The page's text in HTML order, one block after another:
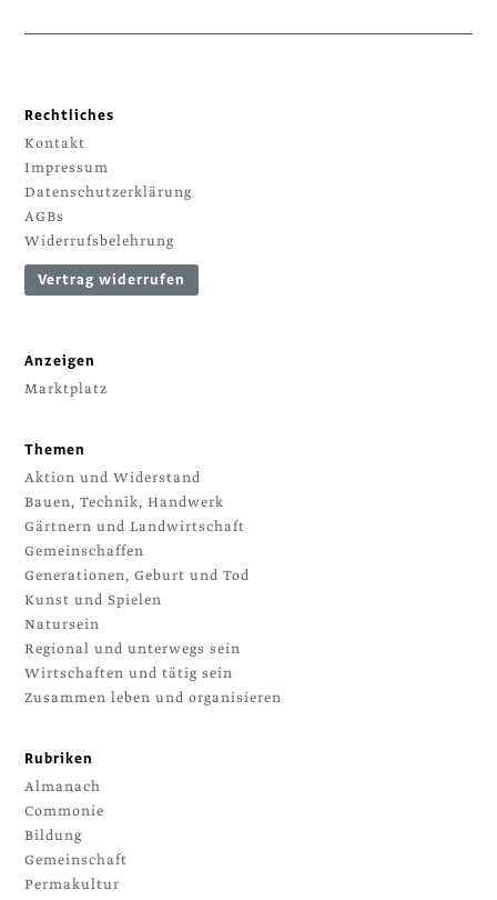
Rechtliches
Kontakt
Impressum
Datenschutzerklärung
AGBs
Widerrufsbelehrung
Vertrag widerrufen
Anzeigen
Marktplatz
Themen
Aktion und Widerstand
Bauen, Technik, Handwerk
Gärtnern und Landwirtschaft
Gemeinschaffen
Generationen, Geburt und Tod
Kunst und Spielen
Natursein
Regional und unterwegs sein
Wirtschaften und tätig sein
Zusammen leben und organisieren
Rubriken
Almanach
Commonie
Bildung
Gemeinschaft
Permakultur